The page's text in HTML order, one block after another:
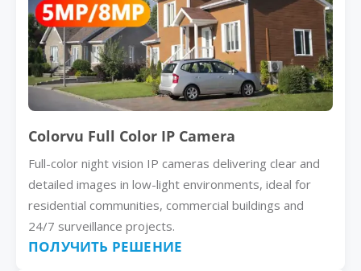
Colorvu Full Color IP Camera
Full-color night vision IP cameras delivering clear and
detailed images in low-light environments, ideal for
residential communities, commercial buildings and
24/7 surveillance projects.
ПОЛУЧИТЬ РЕШЕНИЕ